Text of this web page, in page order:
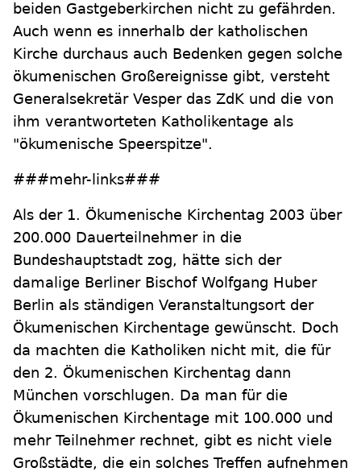
beiden Gastgeberkirchen nicht zu gefährden.
Auch wenn es innerhalb der katholischen
Kirche durchaus auch Bedenken gegen solche
ökumenischen Großereignisse gibt, versteht
Generalsekretär Vesper das ZdK und die von
ihm verantworteten Katholikentage als
"ökumenische Speerspitze".
###mehr-links###
Als der 1. Ökumenische Kirchentag 2003 über
200.000 Dauerteilnehmer in die
Bundeshauptstadt zog, hätte sich der
damalige Berliner Bischof Wolfgang Huber
Berlin als ständigen Veranstaltungsort der
Ökumenischen Kirchentage gewünscht. Doch
da machten die Katholiken nicht mit, die für
den 2. Ökumenischen Kirchentag dann
München vorschlugen. Da man für die
Ökumenischen Kirchentage mit 100.000 und
mehr Teilnehmer rechnet, gibt es nicht viele
Großstädte, die ein solches Treffen aufnehmen